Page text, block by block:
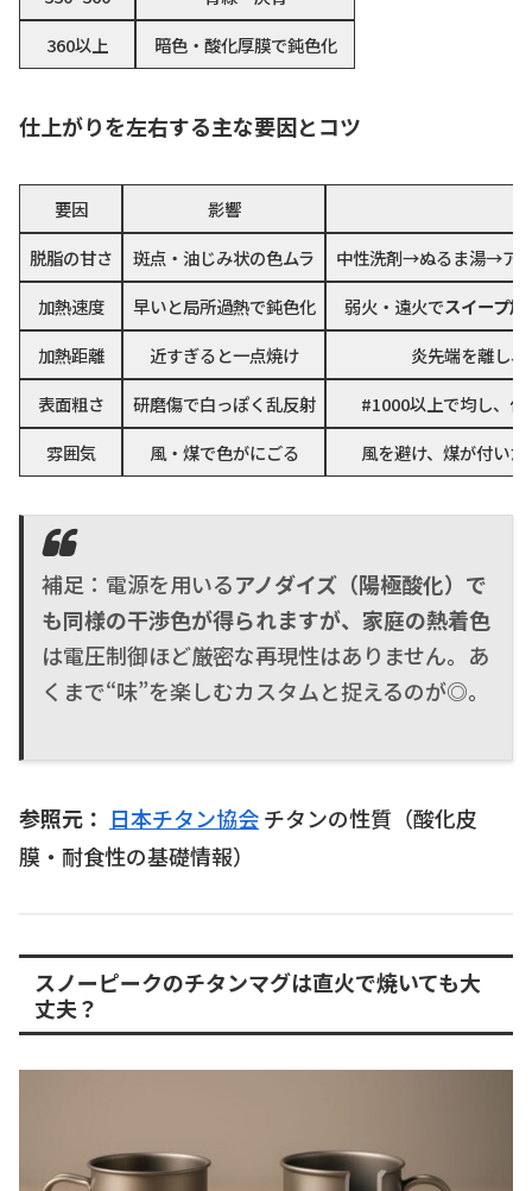
360以上
暗色・酸化厚膜で鈍色化
仕上がりを左右する主な要因とコツ
要因 影響
脱脂の甘さ
斑点・油じみ状の色ムラ
中性洗剤→ぬるま湯→ア
加熱速度
早いと局所過熱で鈍色化 弱火・遠火でスイープ加
加熱距離
近すぎると一点焼け 炎先端を離し、
表面粗さ
研磨傷で白っぽく乱反射
#1000以上で均し、
雰囲気
風・煤で色がにごる 風を避け、煤が付い
補足：電源を用いるアノダイズ（陽極酸化） で
も同様の干渉色が得られますが、家庭の熱着色
は電圧制御ほど厳密な再現性はありません。あ
くまで“味”を楽しむカスタムと捉えるのが◎。
参照元： 日本チタン協会チタンの性質 （酸化皮
膜・耐食性の基礎情報）
スノーピークのチタンマグは直火で焼いても大
丈夫？